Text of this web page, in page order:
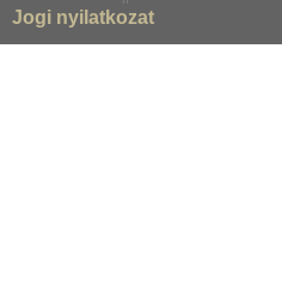
Jogi nyilatkozat